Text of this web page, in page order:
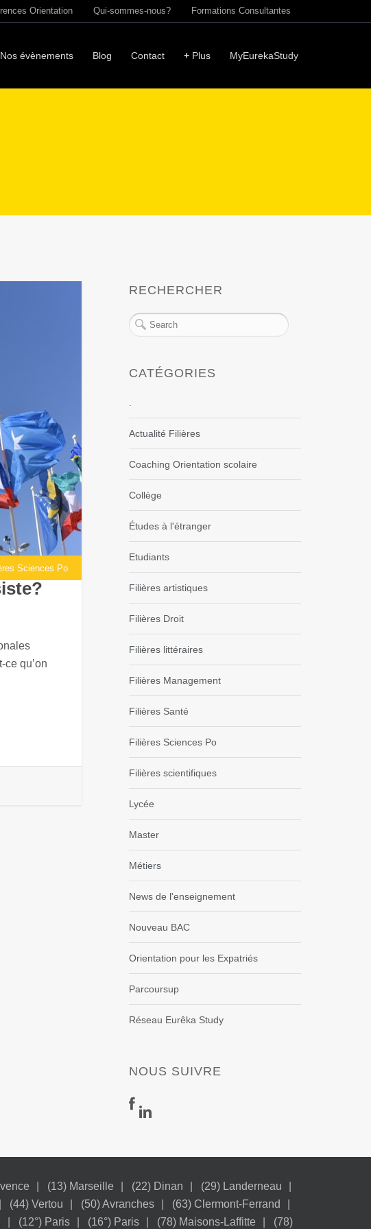
Orientation Qui-sommes-nous? Formations Consultantes
Nos évènements Blog Contact + Plus MyEurekaStudy
Sciences Po
qu’on
RECHERCHER
CATÉGORIES
Actualité Filières
Coaching Orientation scolaire
Collège
Études à l'étranger
Etudiants
Filières artistiques
Filières Droit
Filières littéraires
Filières Management
Filières Santé
Filières Sciences Po
Filières scientifiques
Lycée
Master
Métiers
News de l'enseignement
Nouveau BAC
Orientation pour les Expatriés
Parcoursup
Réseau Eurêka Study
NOUS SUIVRE
(13) Marseille (22) Dinan
(29) Landerneau
(44) Vertou (50) Avranches
(63) Clermont-Ferrand
(12°) Paris (16°) Paris (78) Maisons-Laffitte (78)